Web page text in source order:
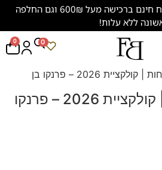
משתלם להתחדש: משלוח חינם ברכישה מעל 600₪ וגם החלפה
ללא עלות!
0 0
2026 – פרנקו בן
נעלי גברים נוחות | קולקציית 2026 – פרנקו